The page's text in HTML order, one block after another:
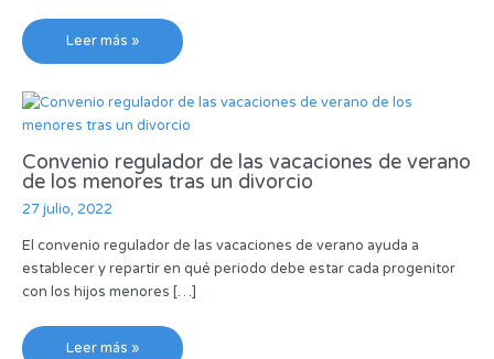
Leer más »
Convenio regulador de las vacaciones de verano
de los menores tras un divorcio
27 julio, 2022
El convenio regulador de las vacaciones de verano ayuda a
establecer y repartir en qué periodo debe estar cada progenitor
con los hijos menores […]
Leer más »